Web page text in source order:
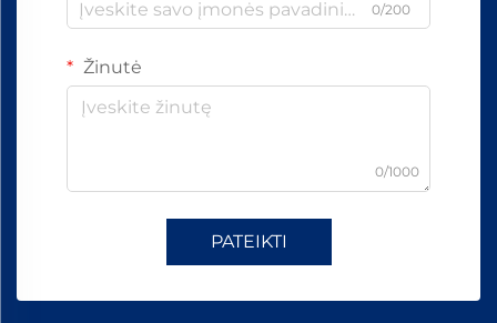
0/200
Žinutė
0/1000
PATEIKTI